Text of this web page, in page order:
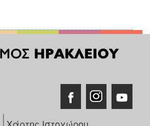
Χάρτης Ιστοχώρου